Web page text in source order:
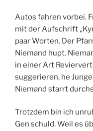
Autos fahren vorbei.
mit der Aufschrift
paar Worten. Der
Niemand hupt.
in einer Art
suggerieren, he
Niemand starrt
Trotzdem bin ich
Gen schuld. Weil es